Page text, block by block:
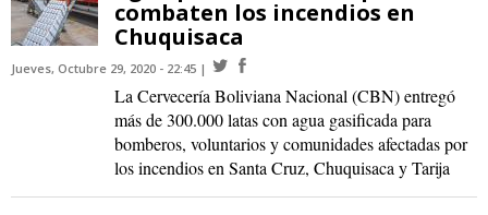
combaten los incendios en
Chuquisaca
Jueves, Octubre 29, 2020 - 22:45
La Cervecería Boliviana Nacional (CBN) entregó
más de 300.000 latas con agua gasificada para
bomberos, voluntarios y comunidades afectadas por
los incendios en Santa Cruz, Chuquisaca y Tarija